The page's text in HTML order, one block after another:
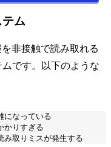
ム
非接触で読み取れる
ムです。以下のような
になっている
かりすぎる
み取りミスが発生する